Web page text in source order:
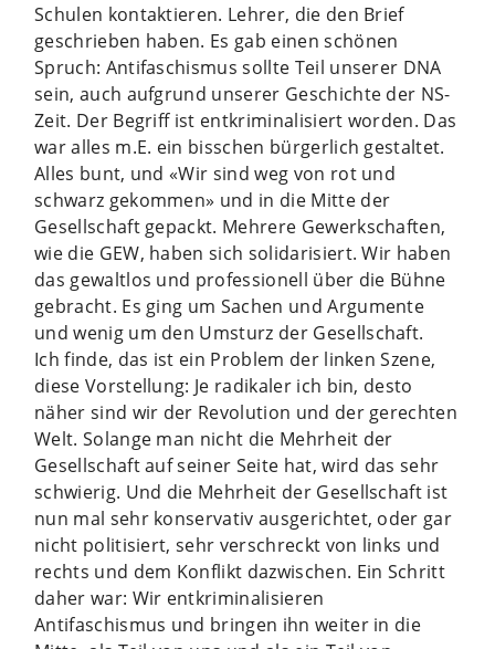
Schulen kontaktieren. Lehrer, die den Brief
geschrieben haben. Es gab einen schönen
Spruch: Antifaschismus sollte Teil unserer DNA
sein, auch aufgrund unserer Geschichte der NS-
Zeit. Der Begriff ist entkriminalisiert worden. Das
war alles m.E. ein bisschen bürgerlich gestaltet.
Alles bunt, und «Wir sind weg von rot und
schwarz gekommen» und in die Mitte der
Gesellschaft gepackt. Mehrere Gewerkschaften,
wie die GEW, haben sich solidarisiert. Wir haben
das gewaltlos und professionell über die Bühne
gebracht. Es ging um Sachen und Argumente
und wenig um den Umsturz der Gesellschaft.
Ich finde, das ist ein Problem der linken Szene,
diese Vorstellung: Je radikaler ich bin, desto
näher sind wir der Revolution und der gerechten
Welt. Solange man nicht die Mehrheit der
Gesellschaft auf seiner Seite hat, wird das sehr
schwierig. Und die Mehrheit der Gesellschaft ist
nun mal sehr konservativ ausgerichtet, oder gar
nicht politisiert, sehr verschreckt von links und
rechts und dem Konflikt dazwischen. Ein Schritt
daher war: Wir entkriminalisieren
Antifaschismus und bringen ihn weiter in die